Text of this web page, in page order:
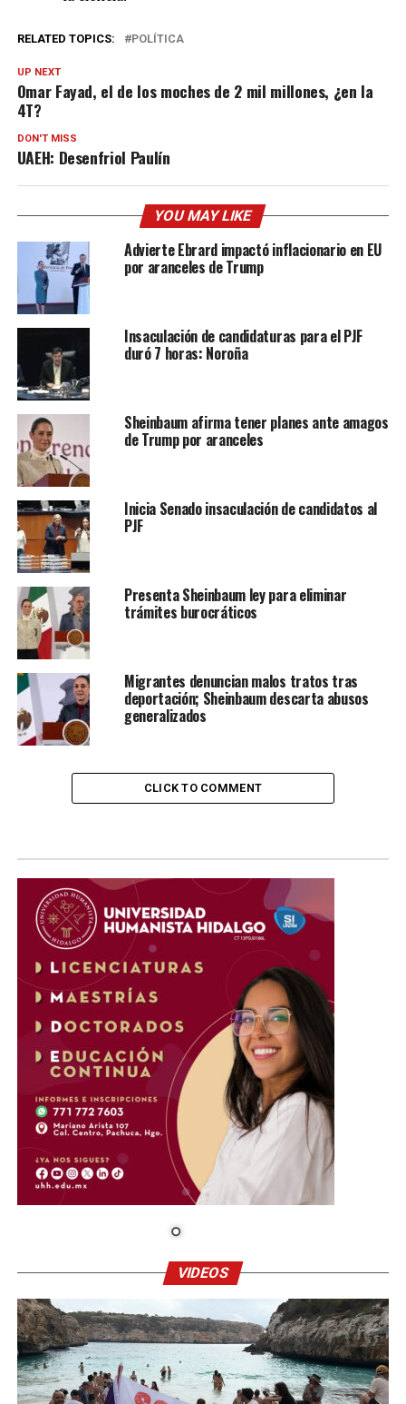
RELATED TOPICS: POLÍTICA
UP NEXT
Omar Fayad, el de los moches de 2 mil millones, ¿en la
4T?
DON'T MISS
UAEH: Desenfriol Paulín
YOU MAY LIKE
Advierte Ebrard impactó inflacionario en EU
por aranceles de Trump
Insaculación de candidaturas para el PJF
duró 7 horas: Noroña
Sheinbaum afirma tener planes ante amagos
de Trump por aranceles
Inicia Senado insaculación de candidatos al
PJF
Presenta Sheinbaum ley para eliminar
trámites burocráticos
Migrantes denuncian malos tratos tras
deportación; Sheinbaum descarta abusos
generalizados
CLICK TO COMMENT
VIDEOS